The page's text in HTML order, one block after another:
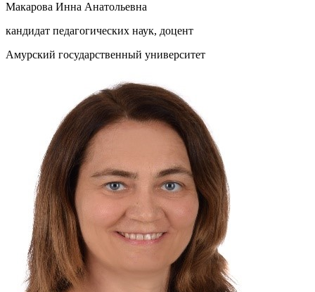
Макарова Инна Анатольевна
кандидат педагогических наук, доцент
Амурский государственный университет